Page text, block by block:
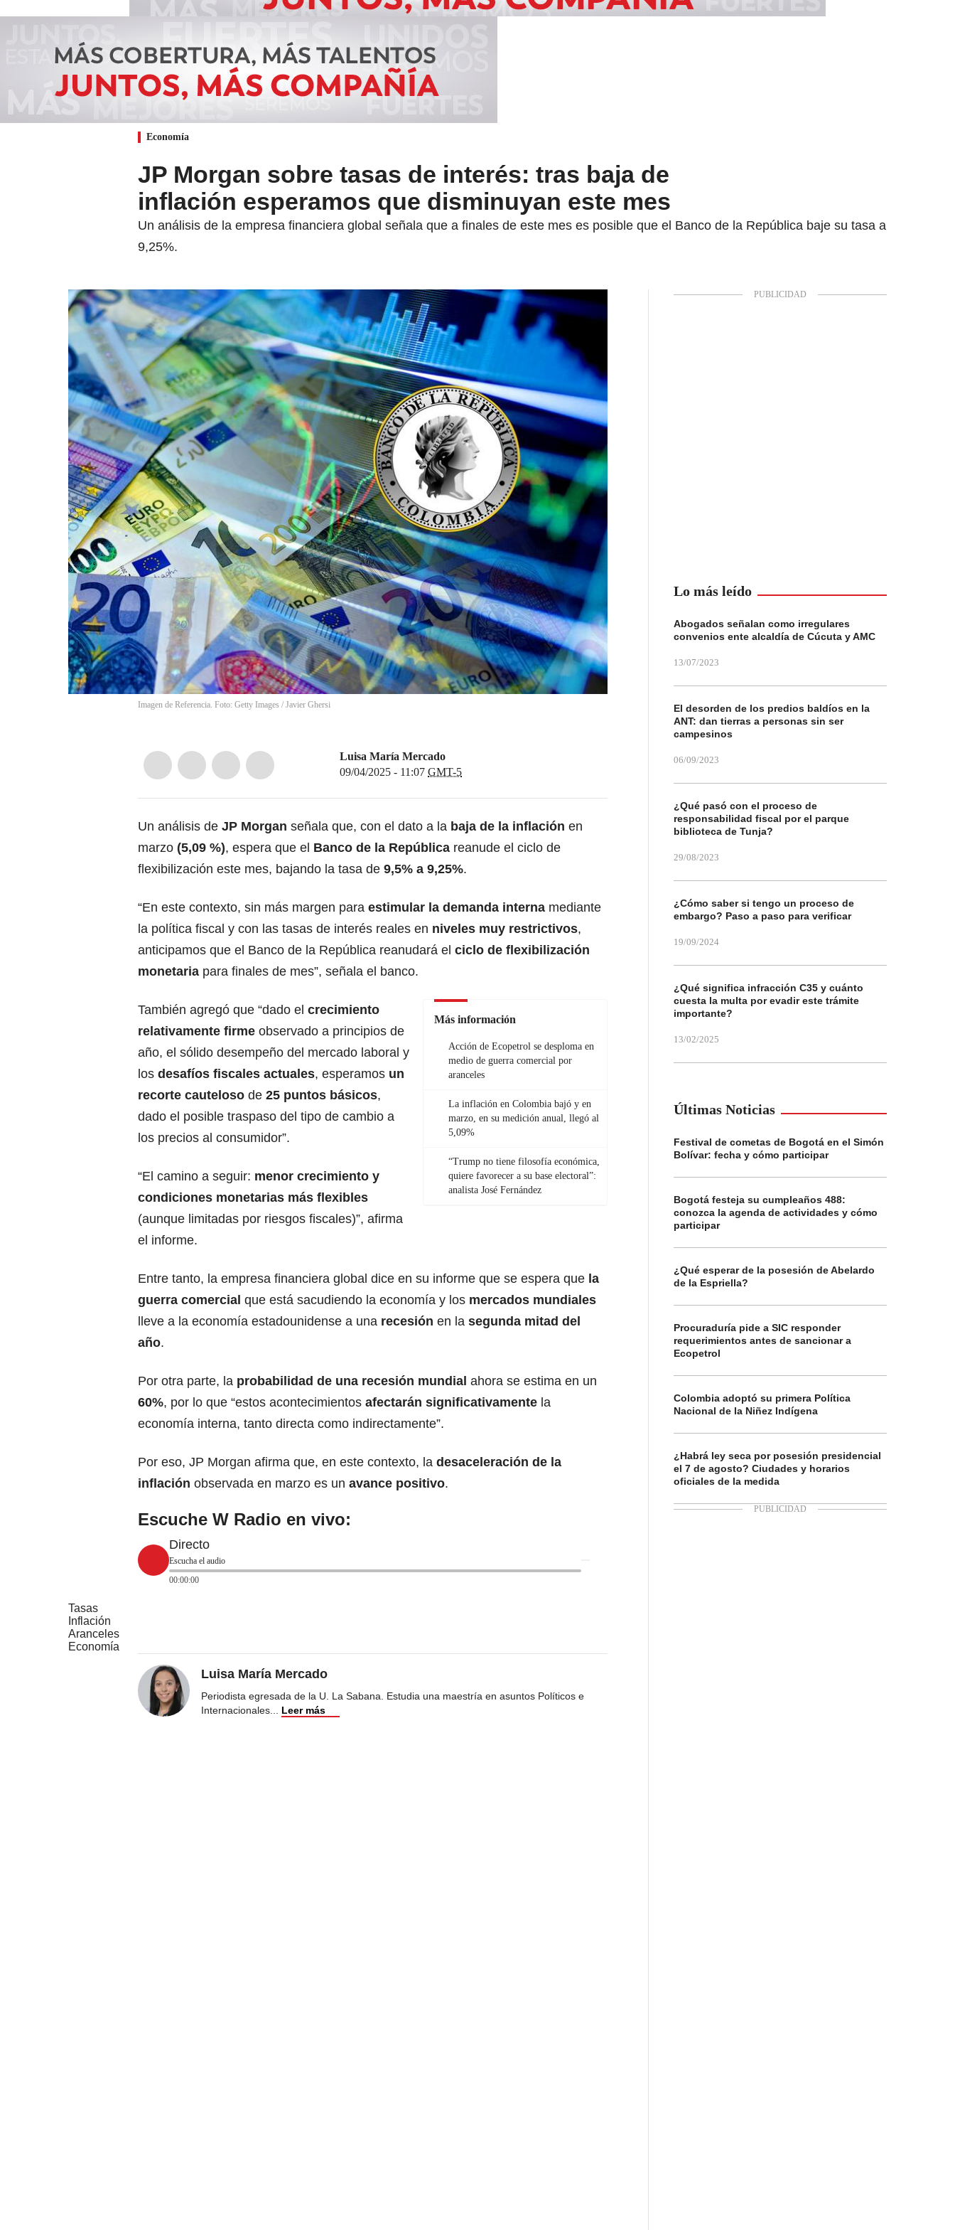
Economía
JP Morgan sobre tasas de interés: tras baja de
inflación esperamos que disminuyan este mes
Un análisis de la empresa financiera global señala que a finales de este mes es posible que el Banco de la República baje su tasa a
9,25%.
Imagen de Referencia. Foto: Getty Images / Javier Ghersi
Luisa María Mercado
09/04/2025 - 11:07 GMT-5
Un análisis de JP Morgan señala que, con el dato a la baja de la inflación en
marzo (5,09 %), espera que el Banco de la República reanude el ciclo de
flexibilización este mes, bajando la tasa de 9,5% a 9,25%.
“En este contexto, sin más margen para estimular la demanda interna mediante
la política fiscal y con las tasas de interés reales en niveles muy restrictivos,
anticipamos que el Banco de la República reanudará el ciclo de flexibilización
monetaria para finales de mes”, señala el banco.
Más información
Acción de Ecopetrol se desploma en
medio de guerra comercial por
aranceles
La inflación en Colombia bajó y en
marzo, en su medición anual, llegó al
5,09%
“Trump no tiene filosofía económica,
quiere favorecer a su base electoral”:
analista José Fernández
También agregó que “dado el crecimiento
relativamente firme observado a principios de
año, el sólido desempeño del mercado laboral y
los desafíos fiscales actuales, esperamos un
recorte cauteloso de 25 puntos básicos,
dado el posible traspaso del tipo de cambio a
los precios al consumidor”.
“El camino a seguir: menor crecimiento y
condiciones monetarias más flexibles
(aunque limitadas por riesgos fiscales)”, afirma
el informe.
Entre tanto, la empresa financiera global dice en su informe que se espera que la
guerra comercial que está sacudiendo la economía y los mercados mundiales
lleve a la economía estadounidense a una recesión en la segunda mitad del
año.
Por otra parte, la probabilidad de una recesión mundial ahora se estima en un
60%, por lo que “estos acontecimientos afectarán significativamente la
economía interna, tanto directa como indirectamente”.
Por eso, JP Morgan afirma que, en este contexto, la desaceleración de la
inflación observada en marzo es un avance positivo.
Escuche W Radio en vivo:
Directo
Escucha el audio
00:00:00
Tasas
Inflación
Aranceles
Economía
Luisa María Mercado
Periodista egresada de la U. La Sabana. Estudia una maestría en asuntos Políticos e
Internacionales... Leer más
Lo más leído
Abogados señalan como irregulares
convenios ente alcaldía de Cúcuta y AMC
13/07/2023
El desorden de los predios baldíos en la
ANT: dan tierras a personas sin ser
campesinos
06/09/2023
¿Qué pasó con el proceso de
responsabilidad fiscal por el parque
biblioteca de Tunja?
29/08/2023
¿Cómo saber si tengo un proceso de
embargo? Paso a paso para verificar
19/09/2024
¿Qué significa infracción C35 y cuánto
cuesta la multa por evadir este trámite
importante?
13/02/2025
Últimas Noticias
Festival de cometas de Bogotá en el Simón
Bolívar: fecha y cómo participar
Bogotá festeja su cumpleaños 488:
conozca la agenda de actividades y cómo
participar
¿Qué esperar de la posesión de Abelardo
de la Espriella?
Procuraduría pide a SIC responder
requerimientos antes de sancionar a
Ecopetrol
Colombia adoptó su primera Política
Nacional de la Niñez Indígena
¿Habrá ley seca por posesión presidencial
el 7 de agosto? Ciudades y horarios
oficiales de la medida